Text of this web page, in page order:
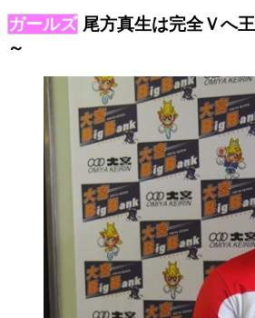
尾方真生は完全Ｖへ
～